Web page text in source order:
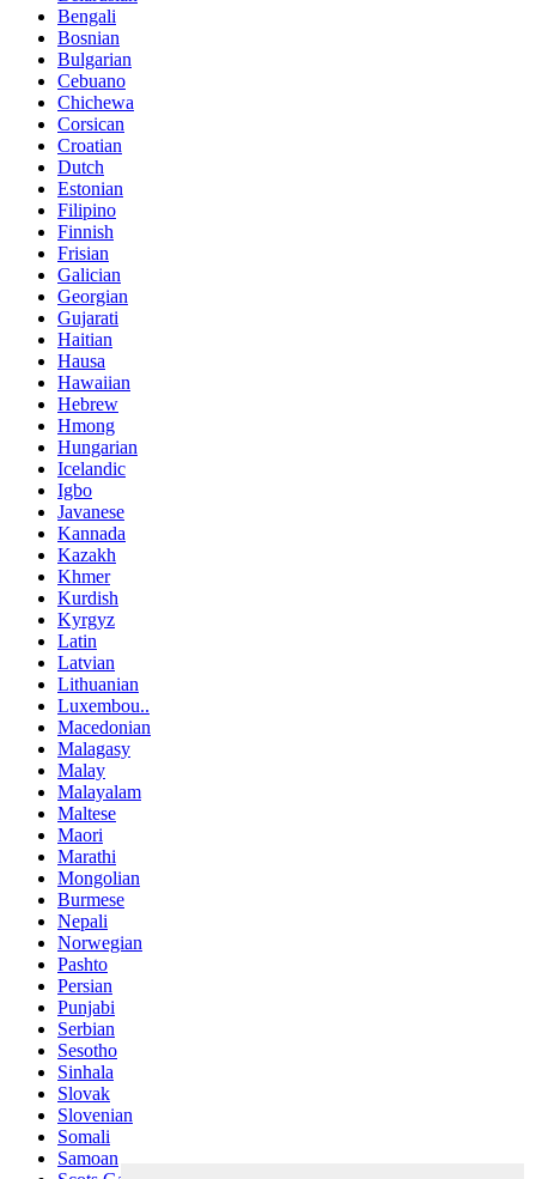
Bengali
Bosnian
Bulgarian
Cebuano
Chichewa
Corsican
Croatian
Dutch
Estonian
Filipino
Finnish
Frisian
Galician
Georgian
Gujarati
Haitian
Hausa
Hawaiian
Hebrew
Hmong
Hungarian
Icelandic
Igbo
Javanese
Kannada
Kazakh
Khmer
Kurdish
Kyrgyz
Latin
Latvian
Lithuanian
Luxembou..
Macedonian
Malagasy
Malay
Malayalam
Maltese
Maori
Marathi
Mongolian
Burmese
Nepali
Norwegian
Pashto
Persian
Punjabi
Serbian
Sesotho
Sinhala
Slovak
Slovenian
Somali
Samoan